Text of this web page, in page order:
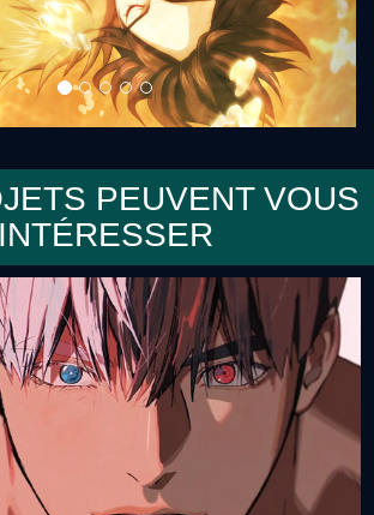
PEUVENT VOUS
INTÉRESSER